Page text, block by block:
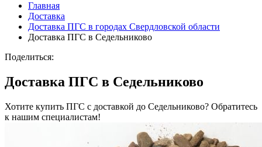
Главная
Доставка
Доставка ПГС в городах Свердловской области
Доставка ПГС в Седельниково
Поделиться:
Доставка ПГС в Седельниково
Хотите купить ПГС с доставкой до Седельниково? Обратитесь
к нашим специалистам!